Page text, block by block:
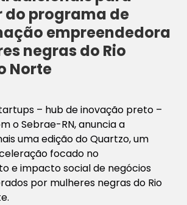
programa de
empreendedora
negras do Rio
Norte
– hub de inovação preto –
o Sebrae-RN, anuncia a
uma edição do Quartzo, um
focado no
e impacto social de negócios
por mulheres negras do Rio